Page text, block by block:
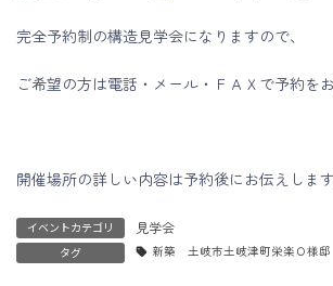
完全予約制の構造見学会になりますので、
ご希望の方は電話・メール・ＦＡＸで予約を
開催場所の詳しい内容は予約後にお伝えします
イベントカテゴリ 見学会
タグ 新築 土岐市土岐津町栄楽Ｏ様邸